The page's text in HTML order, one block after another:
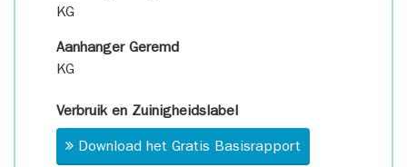
KG
Aanhanger Geremd
KG
Verbruik en Zuinigheidslabel
Download het Gratis Basisrapport